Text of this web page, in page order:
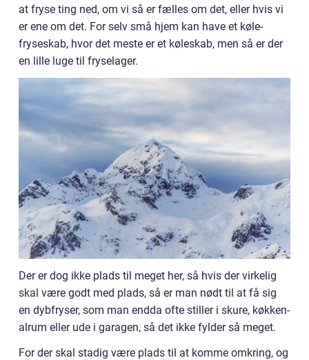
at fryse ting ned, om vi så er fælles om det, eller hvis vi
er ene om det. For selv små hjem kan have et køle-
fryseskab, hvor det meste er et køleskab, men så er der
en lille luge til fryselager.
Der er dog ikke plads til meget her, så hvis der virkelig
skal være godt med plads, så er man nødt til at få sig
en dybfryser, som man endda ofte stiller i skure, køkken-
alrum eller ude i garagen, så det ikke fylder så meget.
For der skal stadig være plads til at komme omkring, og